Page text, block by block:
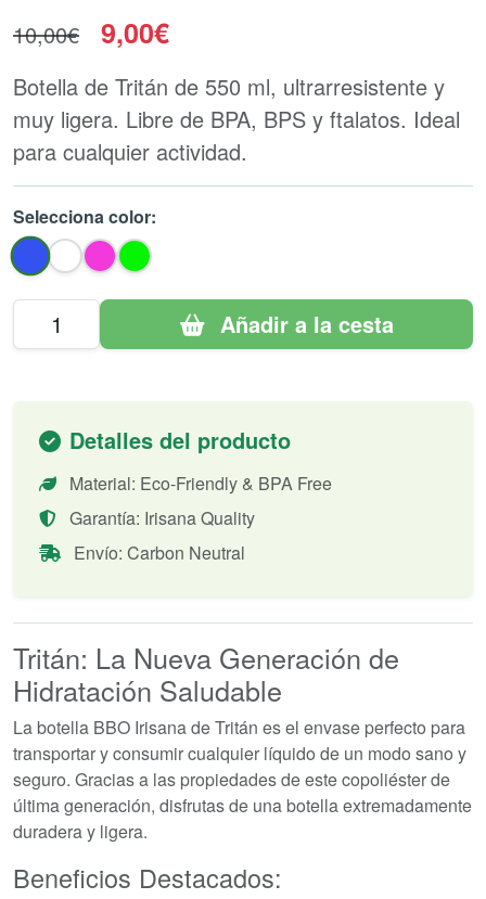
10,00€ 9,00€
Botella de Tritán de 550 ml, ultrarresistente y
muy ligera. Libre de BPA, BPS y ftalatos. Ideal
para cualquier actividad.
Selecciona color:
Añadir a la cesta
Detalles del producto
Material: Eco-Friendly & BPA Free
Garantía: Irisana Quality
Envío: Carbon Neutral
Tritán: La Nueva Generación de
Hidratación Saludable
La botella BBO Irisana de Tritán es el envase perfecto para
transportar y consumir cualquier líquido de un modo sano y
seguro. Gracias a las propiedades de este copoliéster de
última generación, disfrutas de una botella extremadamente
duradera y ligera.
Beneficios Destacados: